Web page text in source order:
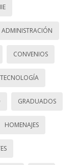
IIE
ADMINISTRACIÓN
CONVENIOS
GRADUADOS
HOMENAJES